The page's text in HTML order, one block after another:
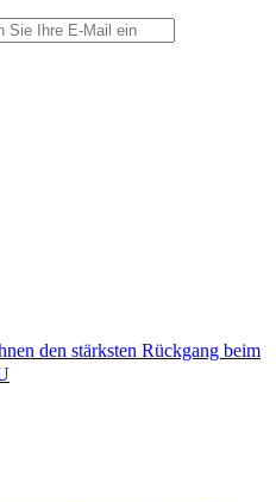
den stärksten Rückgang beim